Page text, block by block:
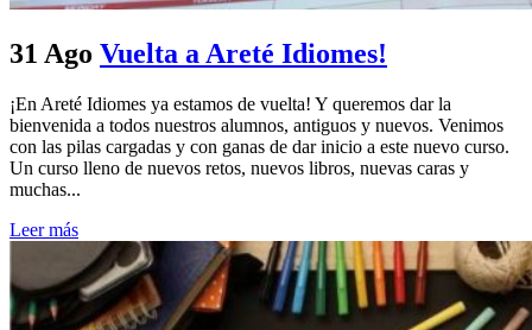
31 Ago Vuelta a Areté Idiomes!
¡En Areté Idiomes ya estamos de vuelta! Y queremos dar la
bienvenida a todos nuestros alumnos, antiguos y nuevos. Venimos
con las pilas cargadas y con ganas de dar inicio a este nuevo curso.
Un curso lleno de nuevos retos, nuevos libros, nuevas caras y
muchas...
Leer más